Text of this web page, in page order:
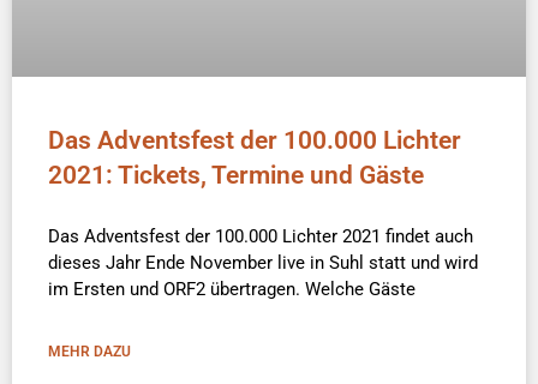
Das Adventsfest der 100.000 Lichter
2021: Tickets, Termine und Gäste
Das Adventsfest der 100.000 Lichter 2021 findet auch
dieses Jahr Ende November live in Suhl statt und wird
im Ersten und ORF2 übertragen. Welche Gäste
MEHR DAZU